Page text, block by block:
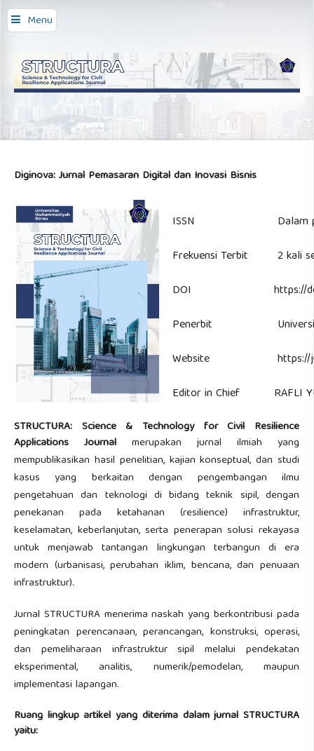
Menu
Diginova: Jurnal Pemasaran Digital dan Inovasi Bisnis
ISSN
Dalam
Frekuensi Terbit
2 kali
DOI
https://
Penerbit
Website
https://
Editor in Chief
RAFLI
STRUCTURA: Science & Technology for Civil Resilience
Applications Journal merupakan jurnal ilmiah yang
mempublikasikan hasil penelitian, kajian konseptual, dan studi
kasus yang berkaitan dengan pengembangan ilmu
pengetahuan dan teknologi di bidang teknik sipil, dengan
penekanan pada ketahanan (resilience) infrastruktur,
keselamatan, keberlanjutan, serta penerapan solusi rekayasa
untuk menjawab tantangan lingkungan terbangun di era
modern (urbanisasi, perubahan iklim, bencana, dan penuaan
infrastruktur).
Jurnal STRUCTURA menerima naskah yang berkontribusi pada
peningkatan perencanaan, perancangan, konstruksi, operasi,
dan pemeliharaan infrastruktur sipil melalui pendekatan
eksperimental, analitis, numerik/pemodelan, maupun
implementasi lapangan.
Ruang lingkup artikel yang diterima dalam jurnal STRUCTURA
yaitu: